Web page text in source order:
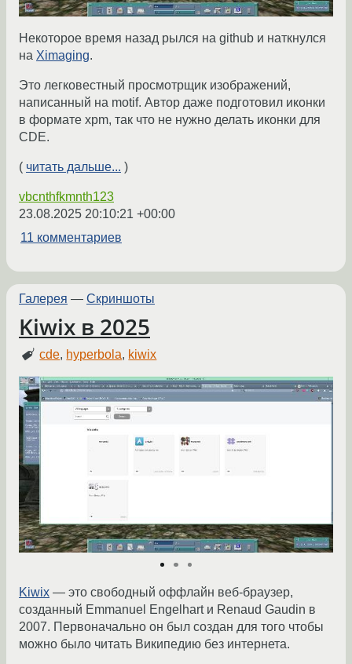
Некоторое время назад рылся на github и наткнулся
на Ximaging.
Это легковестный просмотрщик изображений,
написанный на motif. Автор даже подготовил иконки
в формате xpm, так что не нужно делать иконки для
CDE.
( читать дальше... )
vbcnthfkmnth123
23.08.2025 20:10:21 +00:00
11 комментариев
Галерея — Скриншоты
Kiwix в 2025
cde, hyperbola, kiwix
Kiwix — это свободный оффлайн веб-браузер,
созданный Emmanuel Engelhart и Renaud Gaudin в
2007. Первоначально он был создан для того чтобы
можно было читать Википедию без интернета.